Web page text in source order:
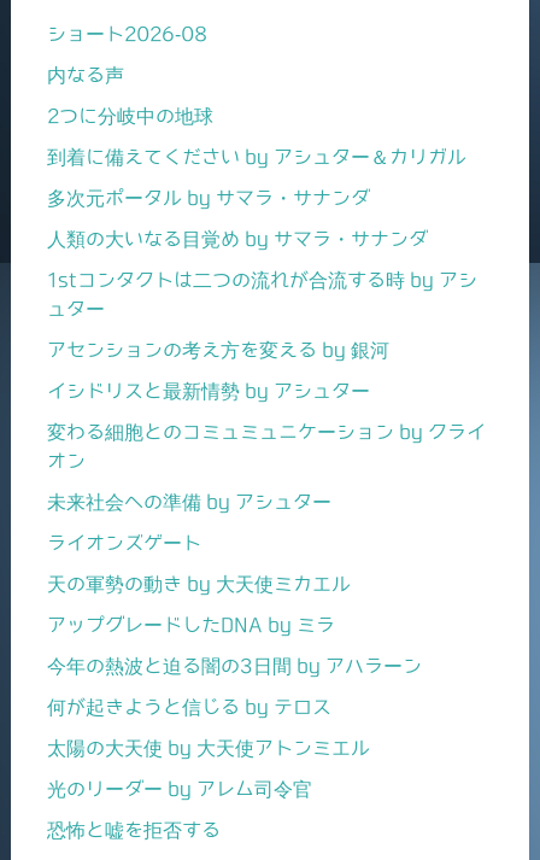
ショート2026-08
内なる声
2つに分岐中の地球
到着に備えてください by アシュター＆カリガル
多次元ポータル by サマラ・サナンダ
人類の大いなる目覚め by サマラ・サナンダ
1stコンタクトは二つの流れが合流する時 by アシ
ュター
アセンションの考え方を変える by 銀河
イシドリスと最新情勢 by アシュター
変わる細胞とのコミュミュニケーション by クライ
オン
未来社会への準備 by アシュター
ライオンズゲート
天の軍勢の動き by 大天使ミカエル
アップグレードしたDNA by ミラ
今年の熱波と迫る闇の3日間 by アハラーン
何が起きようと信じる by テロス
太陽の大天使 by 大天使アトンミエル
光のリーダー by アレム司令官
恐怖と嘘を拒否する